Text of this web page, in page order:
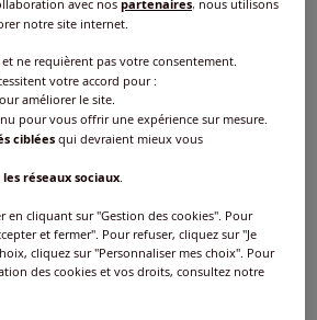
:
une taille
Guide des tailles
prix :
avec nospartenaires, nous utilisons
notre site internet.
et ne requièrent pas votre consentement.
votre accord pour :
améliorer le site.
pour vous offrir une expérience sur mesure.
ciblées qui devraient mieux vous
réseaux sociaux.
en cliquant sur "Gestion des cookies". Pour
et fermer". Pour refuser, cliquez sur "Je
cliquez sur "Personnaliser mes choix". Pour
des cookies et vos droits, consultez notre